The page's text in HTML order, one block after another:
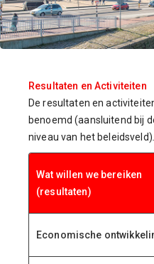
Resultaten en Activiteiten
De resultaten en
benoemd (aansluitend bij
niveau van het beleidsveld)
Wat willen we bereiken
(resultaten)
Economische